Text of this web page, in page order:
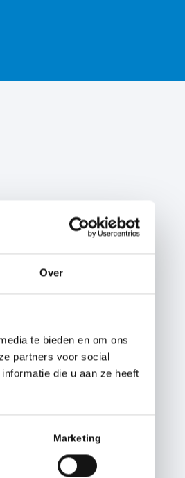
Over
te bieden en om ons
partners voor social
die u aan ze heeft
Marketing